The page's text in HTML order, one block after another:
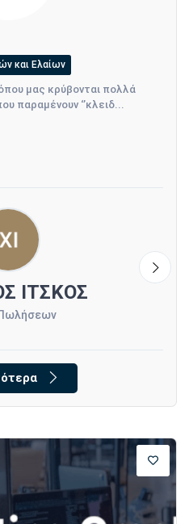
και Ελαίων
μας κρύβονται πολλά
παραμένουν ‘’κλειδ...
ΙΤΣΚΟΣ